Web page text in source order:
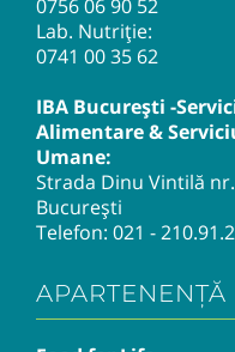
0756 06 90 52
Lab. Nutriție:
0741 00 35 62
IBA București -
Alimentare &
Umane:
Strada Dinu Vintilă
București
Telefon: 021 -
APARTENENȚĂ